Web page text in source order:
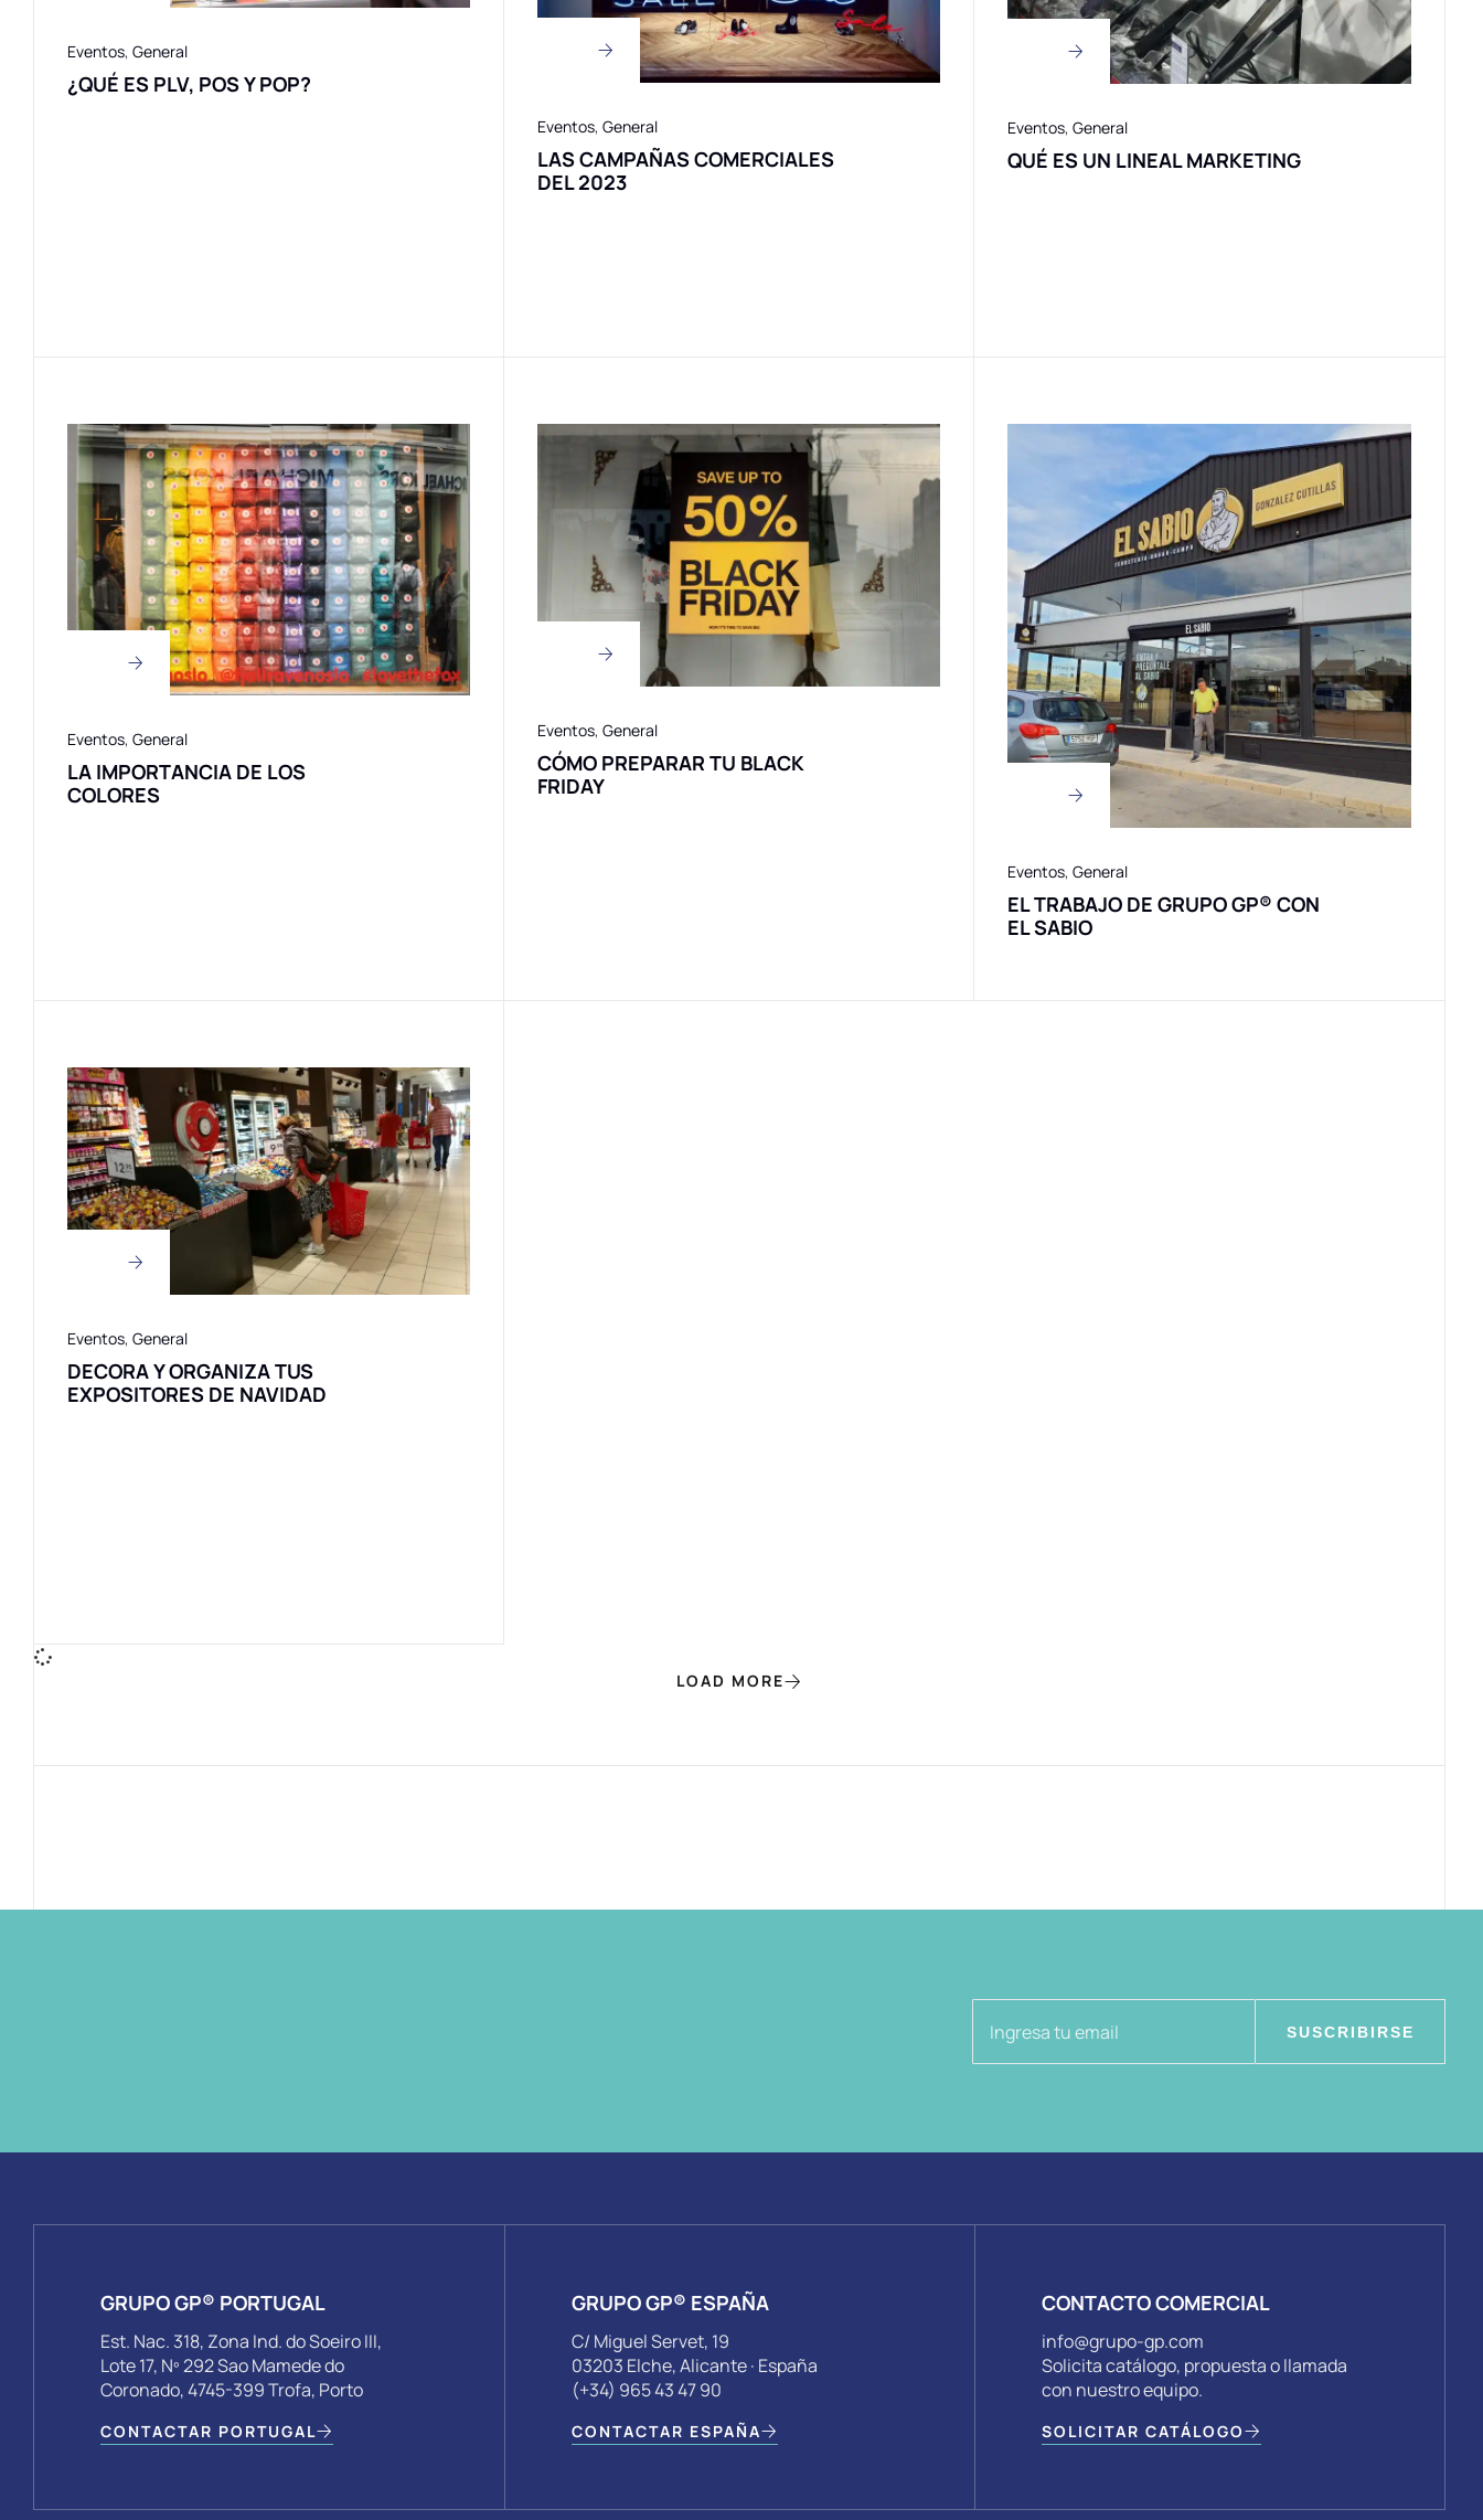
Eventos, General
¿QUÉ ES PLV, POS Y POP?
Eventos, General
LAS CAMPAÑAS COMERCIALES
DEL 2023
Eventos, General
QUÉ ES UN LINEAL MARKETING
Eventos, General
LA IMPORTANCIA DE LOS
COLORES
Eventos, General
CÓMO PREPARAR TU BLACK
FRIDAY
Eventos, General
EL TRABAJO DE GRUPO GP® CON
EL SABIO
Eventos, General
DECORA Y ORGANIZA TUS
EXPOSITORES DE NAVIDAD
LOAD MORE
SUSCRIBIRSE
GRUPO GP® PORTUGAL
Est. Nac. 318, Zona Ind. do Soeiro III,
Lote 17, Nº 292 Sao Mamede do
Coronado, 4745-399 Trofa, Porto
CONTACTAR PORTUGAL
GRUPO GP® ESPAÑA
C/ Miguel Servet, 19
03203 Elche, Alicante · España
(+34) 965 43 47 90
CONTACTAR ESPAÑA
CONTACTO COMERCIAL
info@grupo-gp.com
Solicita catálogo, propuesta o llamada
con nuestro equipo.
SOLICITAR CATÁLOGO